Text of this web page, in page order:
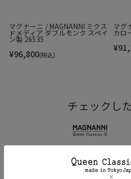
カラーリングの妙技を際限な
マグナーニ / MAGNANNI ミクス
ドメディア ダブルモンク スペイ
ン製 26535
¥96,800(税込)
マグ
カロ
¥
チェックし